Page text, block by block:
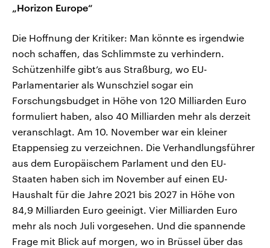
„Horizon Europe“
Die Hoffnung der Kritiker: Man könnte es irgendwie
noch schaffen, das Schlimmste zu verhindern.
Schützenhilfe gibt’s aus Straßburg, wo EU-
Parlamentarier als Wunschziel sogar ein
Forschungsbudget in Höhe von 120 Milliarden Euro
formuliert haben, also 40 Milliarden mehr als derzeit
veranschlagt. Am 10. November war ein kleiner
Etappensieg zu verzeichnen. Die Verhandlungsführer
aus dem Europäischem Parlament und den EU-
Staaten haben sich im November auf einen EU-
Haushalt für die Jahre 2021 bis 2027 in Höhe von
84,9 Milliarden Euro geeinigt. Vier Milliarden Euro
mehr als noch Juli vorgesehen. Und die spannende
Frage mit Blick auf morgen, wo in Brüssel über das